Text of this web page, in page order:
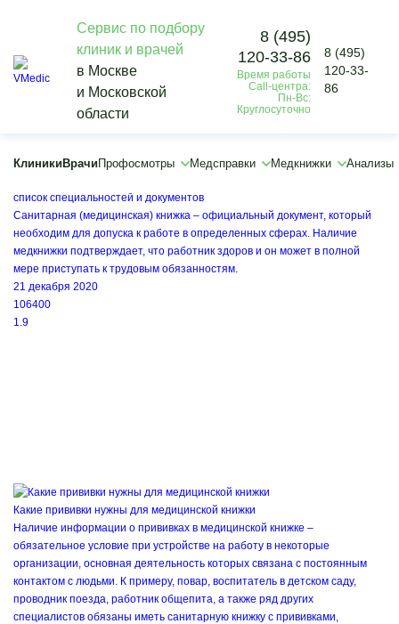
Сервис по подбору
клиник и врачей
в Москве
и Московской
области
8 (495)
120-33-86
Время работы
Call-центра:
Пн-Вс:
Круглосуточно
8 (495)
120-33-
86
Клиники Врачи Профосмотры Медсправки Медкнижки Анализы
Vmedic
Статьи
Статьи и полезная информация
список специальностей и документов
Санитарная (медицинская) книжка – официальный документ, который
необходим для допуска к работе в определенных сферах. Наличие
медкнижки подтверждает, что работник здоров и он может в полной
мере приступать к трудовым обязанностям.
21 декабря 2020
106400
1.9
Какие прививки нужны для медицинской книжки
Наличие информации о прививках в медицинской книжке –
обязательное условие при устройстве на работу в некоторые
организации, основная деятельность которых связана с постоянным
контактом с людьми. К примеру, повар, воспитатель в детском саду,
проводник поезда, работник общепита, а также ряд других
специалистов обязаны иметь санитарную книжку с прививками,